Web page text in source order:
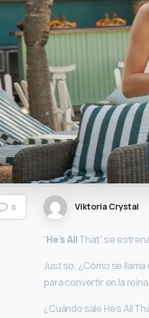
0 Viktoria Crystal
“He’s AllThat” se
Just so, ¿Cómo se
para convertir en la
¿Cuándo sale He’s All